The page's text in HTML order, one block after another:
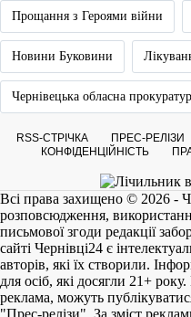
Прощання з Героями війни
Новини Буковини
Чернівецька обласна
RSS-СТРІЧКА ПРЕС-РЕЛІЗИ
КОНФІДЕНЦІЙНІСТЬ
Всі права захищено © 2026 -
розповсюдження,
письмової згоди редакції
сайті Чернівці24 є
авторів, які їх створили.
для осіб, які досягли 21+
реклама, можуть